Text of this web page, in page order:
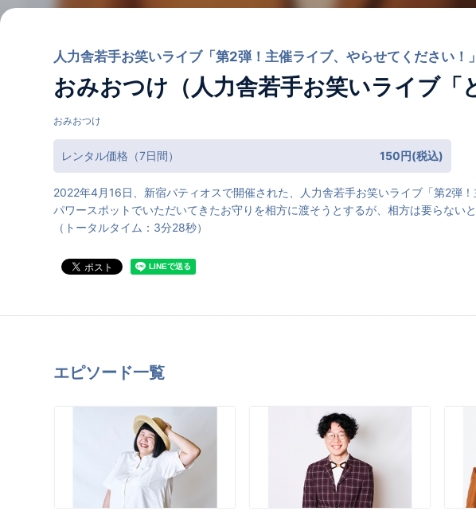
人力舎若手お笑いライブ「第2弾！主催ライブ、やらせてください！」
おみおつけ（人力舎若手お笑いライブ「
おみおつけ
レンタル価格（7日間） 150円(税込)
2022年4月16日、新宿バティオスで開催された、人力舎若手お笑いライブ「第2弾
パワースポットでいただいてきたお守りを相方に渡そうとするが、相方は要らない
（トータルタイム：3分28秒）
エピソード一覧